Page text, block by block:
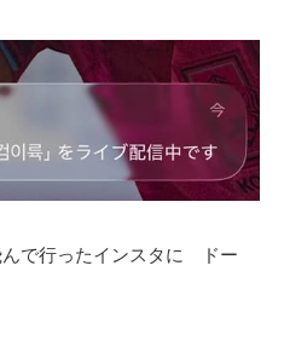
で行ったインスタに ドー